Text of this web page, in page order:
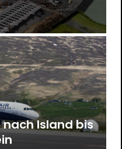
nach Island bis